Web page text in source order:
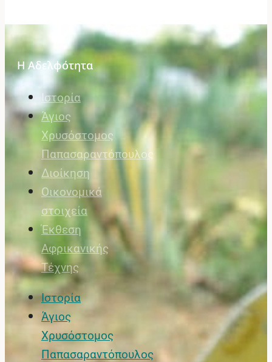
Η Αδελφότητα
Ιστορία
Άγιος
Χρυσόστομος
Παπασαραντόπουλος
Διοίκηση
Οικονομικά
στοιχεία
Έκθεση
Αφρικανικής
Τέχνης
Ιστορία
Άγιος
Χρυσόστομος
Παπασαραντόπουλος